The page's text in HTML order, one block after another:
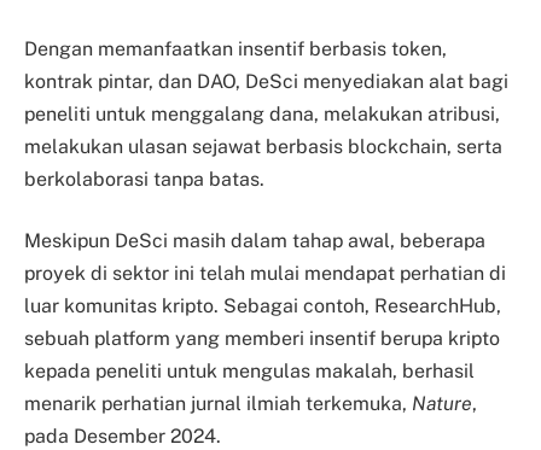
Dengan memanfaatkan insentif berbasis token,
kontrak pintar, dan DAO, DeSci menyediakan alat bagi
peneliti untuk menggalang dana, melakukan atribusi,
melakukan ulasan sejawat berbasis blockchain, serta
berkolaborasi tanpa batas.
Meskipun DeSci masih dalam tahap awal, beberapa
proyek di sektor ini telah mulai mendapat perhatian di
luar komunitas kripto. Sebagai contoh, ResearchHub,
sebuah platform yang memberi insentif berupa kripto
kepada peneliti untuk mengulas makalah, berhasil
menarik perhatian jurnal ilmiah terkemuka, Nature,
pada Desember 2024.